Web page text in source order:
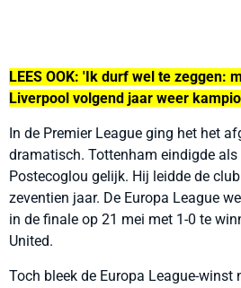
LEES OOK: 'Ik durf wel te zeggen:
Liverpool volgend jaar weer
In de Premier League ging het het
dramatisch. Tottenham eindigde als
Postecoglou gelijk. Hij leidde de
zeventien jaar. De Europa League
in de finale op 21 mei met 1-0 te
United.
Toch bleek de Europa League-winst